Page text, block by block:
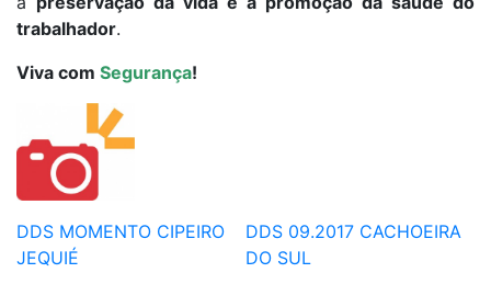
trabalhador.
Viva com Segurança!
DDS MOMENTO CIPEIRO
JEQUIÉ
DDS 09.2017 CACHOEIRA
DO SUL